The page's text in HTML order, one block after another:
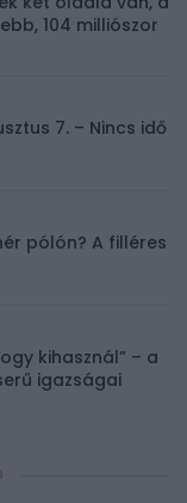
104 milliószor
7. – Nincs idő
pólón? A filléres
kihasznál” – a
igazságai